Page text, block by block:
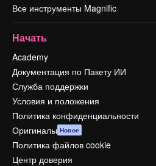
Все инструменты Magnific
Начать
Academy
Документация по Пакету ИИ
Служба поддержки
Условия и положения
Политика конфиденциальности
Оригиналы Новое
Политика файлов cookie
Центр доверия